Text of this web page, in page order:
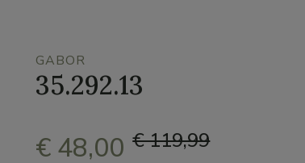
GABOR
35.292.13
€ 48,00 € 119,99